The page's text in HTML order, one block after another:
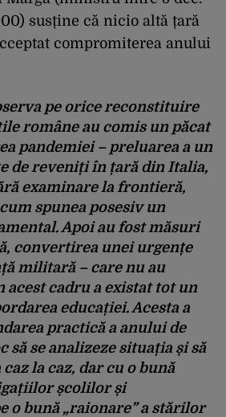
susține că nicio altă țară
compromiterea anului
pe orice reconstituire
române au comis un păcat
pandemiei – preluarea a un
de reveniți în țară din Italia,
examinare la frontieră,
spunea posesiv un
Apoi au fost măsuri
convertirea unei urgențe
militară – care nu au
cadru a existat tot un
educației. Acesta a
practică a anului de
să se analizeze situația și să
la caz, dar cu o bună
școlilor și
o bună „raionare” a stărilor